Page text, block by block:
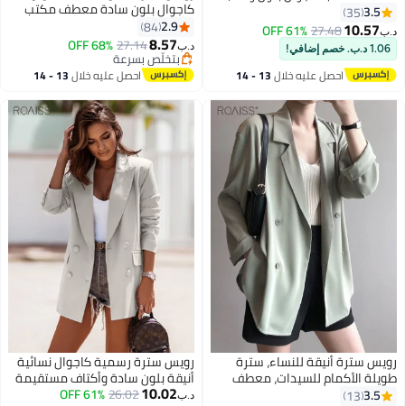
معطف كلاسيكي مفتوح من الأمام
بأزرار
3.5
35
د.ب‏10.57
27.48
61% OFF
1.06 د.ب. خصم إضافي!
احصل عليه خلال 13 - 14
كاجوال بلون سادة معطف مكتب
كلاسيكي ذو طية صدر السترة وأزرار
مفتوحة معطف السيدات
الكلاسيكي ذو طية صدر السترة
وأزرار مفتوحة وفتحة سترة مع
وسادات كتف زرقاء
2.9
84
د.ب‏8.57
27.14
68% OFF
بتخلّص بسرعة
بتخلّص بسرعةاحصل عليه خلال 13 - 14
رويس سترة أنيقة للنساء، سترة
طويلة الأكمام للسيدات، معطف
سادة مع ياقة طويلة، قطعة لا غنى
3.5
13
رويس سترة رسمية كاجوال نسائية
أنيقة بلون سادة وأكتاف مستقيمة
وقصة ضيقة ومعطف مكتب
د.ب‏10.02
26.02
61% OFF